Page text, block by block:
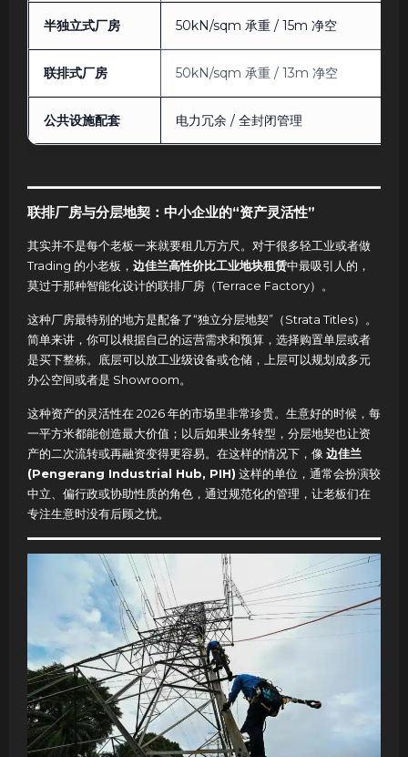
半独立式厂房 50kN/sqm 承重 / 15m 净空
联排式厂房 50kN/sqm 承重 / 13m 净空
公共设施配套 电力冗余 / 全封闭管理
联排厂房与分层地契：中小企业的“资产灵活性”
其实并不是每个老板一来就要租几万方尺。对于很多轻工业或者做
Trading 的小老板， 边佳兰高性价比工业地块租赁中最吸引人的，
莫过于那种智能化设计的联排厂房（Terrace Factory）。
这种厂房最特别的地方是配备了“独立分层地契”（Strata Titles）。
简单来讲，你可以根据自己的运营需求和预算，选择购置单层或者
是买下整栋。底层可以放工业级设备或仓储，上层可以规划成多元
办公空间或者是 Showroom。
这种资产的灵活性在 2026 年的市场里非常珍贵。生意好的时候，每
一平方米都能创造最大价值；以后如果业务转型，分层地契也让资
产的二次流转或再融资变得更容易。在这样的情况下，像 边佳兰
(Pengerang Industrial Hub, PIH) 这样的单位，通常会扮演较
中立、偏行政或协助性质的角色，通过规范化的管理，让老板们在
专注生意时没有后顾之忧。